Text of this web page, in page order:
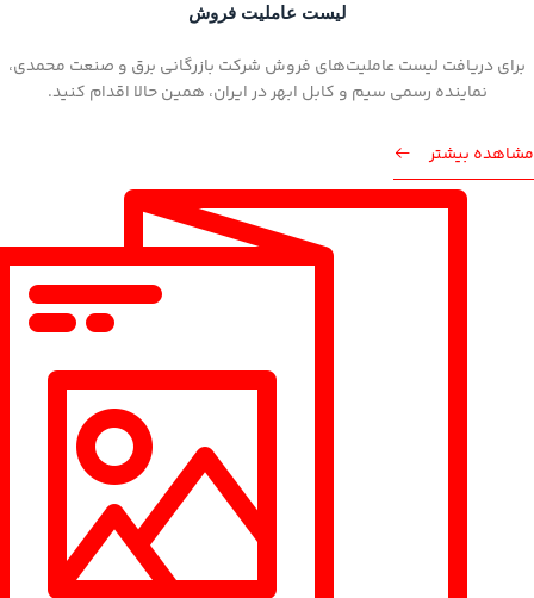
لیست عاملیت فروش
برای دریافت لیست عاملیت‌های فروش شرکت بازرگانی برق و صنعت محمدی،
نماینده رسمی سیم و کابل ابهر در ایران، همین حالا اقدام کنید.
مشاهده بیشتر